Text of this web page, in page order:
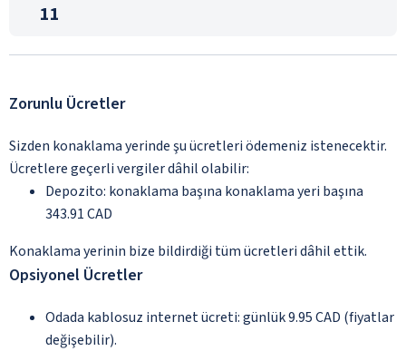
11
Zorunlu Ücretler
Sizden konaklama yerinde şu ücretleri ödemeniz istenecektir.
Ücretlere geçerli vergiler dâhil olabilir:
Depozito: konaklama başına konaklama yeri başına
343.91 CAD
Konaklama yerinin bize bildirdiği tüm ücretleri dâhil ettik.
Opsiyonel Ücretler
Odada kablosuz internet ücreti: günlük 9.95 CAD (fiyatlar
değişebilir).